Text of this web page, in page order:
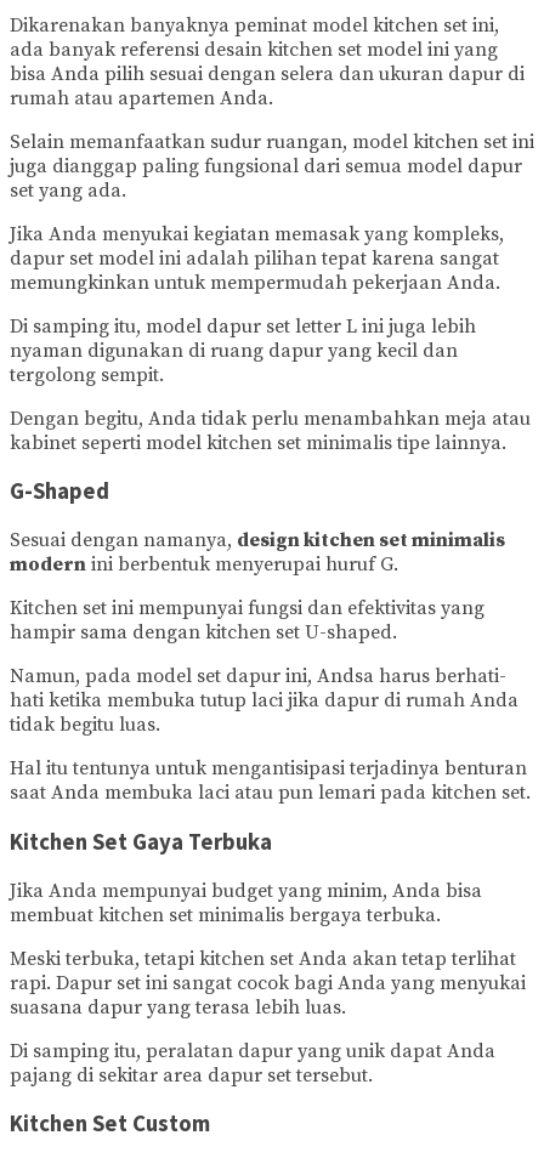
Dikarenakan banyaknya peminat model kitchen set ini,
ada banyak referensi desain kitchen set model ini yang
bisa Anda pilih sesuai dengan selera dan ukuran dapur di
rumah atau apartemen Anda.
Selain memanfaatkan sudur ruangan, model kitchen set ini
juga dianggap paling fungsional dari semua model dapur
set yang ada.
Jika Anda menyukai kegiatan memasak yang kompleks,
dapur set model ini adalah pilihan tepat karena sangat
memungkinkan untuk mempermudah pekerjaan Anda.
Di samping itu, model dapur set letter L ini juga lebih
nyaman digunakan di ruang dapur yang kecil dan
tergolong sempit.
Dengan begitu, Anda tidak perlu menambahkan meja atau
kabinet seperti model kitchen set minimalis tipe lainnya.
G-Shaped
Sesuai dengan namanya, design kitchen set minimalis
modern ini berbentuk menyerupai huruf G.
Kitchen set ini mempunyai fungsi dan efektivitas yang
hampir sama dengan kitchen set U-shaped.
Namun, pada model set dapur ini, Andsa harus berhati-
hati ketika membuka tutup laci jika dapur di rumah Anda
tidak begitu luas.
Hal itu tentunya untuk mengantisipasi terjadinya benturan
saat Anda membuka laci atau pun lemari pada kitchen set.
Kitchen Set Gaya Terbuka
Jika Anda mempunyai budget yang minim, Anda bisa
membuat kitchen set minimalis bergaya terbuka.
Meski terbuka, tetapi kitchen set Anda akan tetap terlihat
rapi. Dapur set ini sangat cocok bagi Anda yang menyukai
suasana dapur yang terasa lebih luas.
Di samping itu, peralatan dapur yang unik dapat Anda
pajang di sekitar area dapur set tersebut.
Kitchen Set Custom